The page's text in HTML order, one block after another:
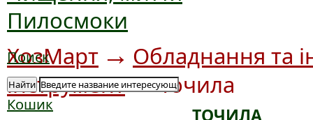
Пилосмоки
Поиск
Найти
Кошик
ХозМарт → Обладнання та
інструмент→Точила
ТОЧИЛА